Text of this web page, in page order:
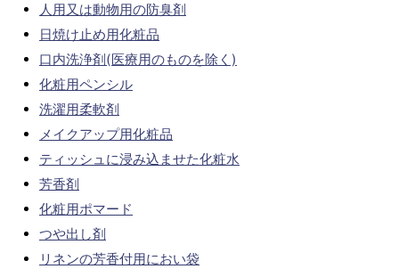
人用又は動物用の防臭剤
日焼け止め用化粧品
口内洗浄剤(医療用のものを除く)
化粧用ペンシル
洗濯用柔軟剤
メイクアップ用化粧品
ティッシュに浸み込ませた化粧水
芳香剤
化粧用ポマード
つや出し剤
リネンの芳香付用におい袋